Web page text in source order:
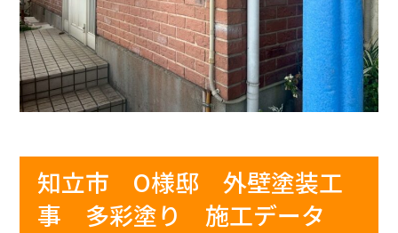
知立市 O様邸 外壁塗装工
事 多彩塗り 施工データ